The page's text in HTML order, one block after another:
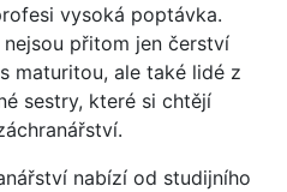
vysoká poptávka.
přitom jen čerství
maturitou, ale také lidé z
sestry, které si chtějí
nabízí od studijního